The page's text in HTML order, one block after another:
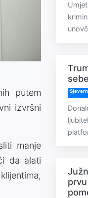
putem
izvršni
manje
da alati